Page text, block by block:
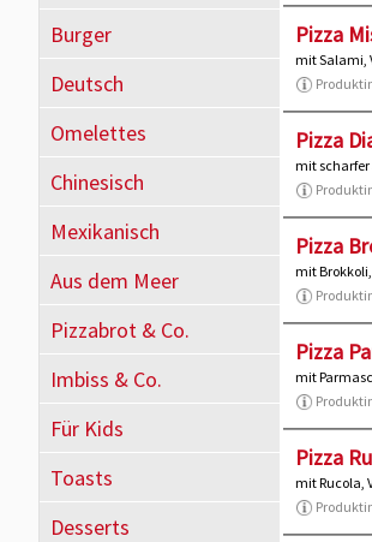
Burger
Deutsch
Omelettes
Chinesisch
Mexikanisch
Aus dem Meer
Pizzabrot & Co.
Imbiss & Co.
Für Kids
Toasts
Desserts
Pizza
mit Salami,
Pizza
mit scharfer
Pizza
mit
Pizza
mit
Pizza
mit Rucola,